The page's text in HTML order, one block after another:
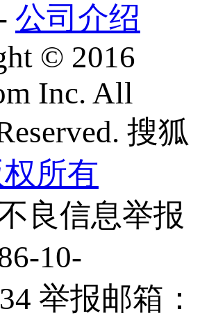
公司介绍
© 2016
Inc. All
搜狐
所有
良信息举报
10-
举报邮箱：